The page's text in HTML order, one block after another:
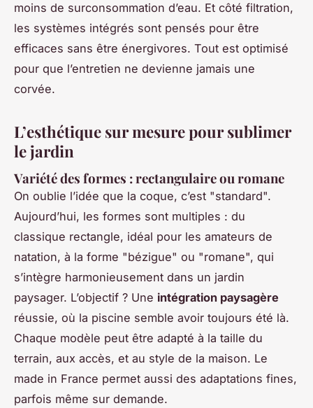
moins de surconsommation d’eau. Et côté filtration,
les systèmes intégrés sont pensés pour être
efficaces sans être énergivores. Tout est optimisé
pour que l’entretien ne devienne jamais une
corvée.
L’esthétique sur mesure pour sublimer
le jardin
Variété des formes : rectangulaire ou romane
On oublie l’idée que la coque, c’est "standard".
Aujourd’hui, les formes sont multiples : du
classique rectangle, idéal pour les amateurs de
natation, à la forme "bézigue" ou "romane", qui
s’intègre harmonieusement dans un jardin
paysager. L’objectif ? Une intégration paysagère
réussie, où la piscine semble avoir toujours été là.
Chaque modèle peut être adapté à la taille du
terrain, aux accès, et au style de la maison. Le
made in France permet aussi des adaptations fines,
parfois même sur demande.